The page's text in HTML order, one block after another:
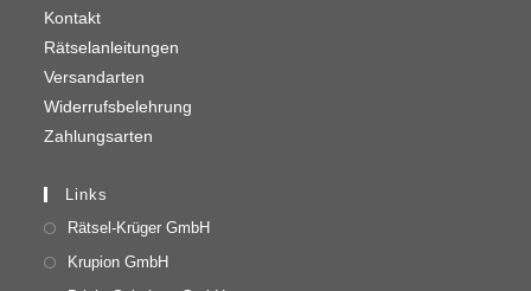
Kontakt
Rätselanleitungen
Versandarten
Widerrufsbelehrung
Zahlungsarten
Links
Rätsel-Krüger GmbH
Krupion GmbH